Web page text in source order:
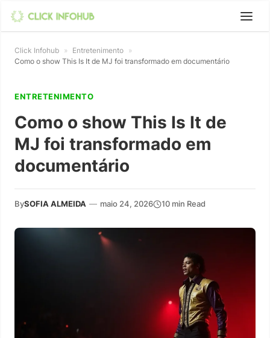
Click Infohub » Entretenimento »
Como o show This Is It de MJ foi transformado em documentário
ENTRETENIMENTO
Como o show This Is It de
MJ foi transformado em
documentário
BySOFIA ALMEIDA — maio 24, 2026 10 min Read